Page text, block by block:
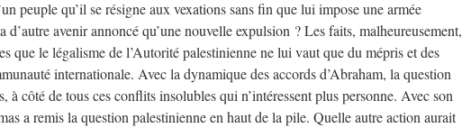
peuple qu’il se résigne aux vexations sans fin que lui impose une armée
d’autre avenir annoncé qu’une nouvelle expulsion ? Les faits, malheureusement,
que le légalisme de l’Autorité palestinienne ne lui vaut que du mépris et des
internationale. Avec la dynamique des accords d’Abraham, la question
à côté de tous ces conflits insolubles qui n’intéressent plus personne. Avec son
a remis la question palestinienne en haut de la pile. Quelle autre action aurait